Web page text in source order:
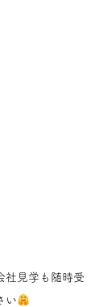
社見学も随時受
い